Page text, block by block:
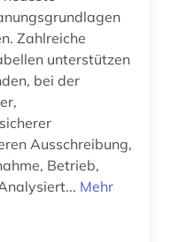
klimatechnisches handwerk (1)
Zahlreiche
unterstützen
bei der
Ausschreibung,
Betrieb,
Mehr